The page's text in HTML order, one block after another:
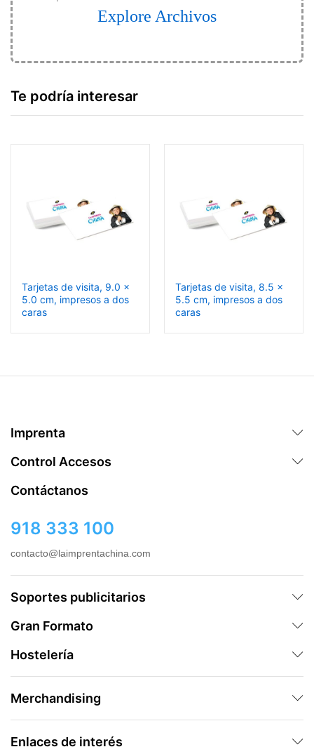
Explore Archivos
Te podría interesar
Tarjetas de visita, 9.0 x
5.0 cm, impresos a dos
caras
Tarjetas de visita, 8.5 x
5.5 cm, impresos a dos
caras
Imprenta
Control Accesos
Contáctanos
918 333 100
contacto@laimprentachina.com
Soportes publicitarios
Gran Formato
Hostelería
Merchandising
Enlaces de interés